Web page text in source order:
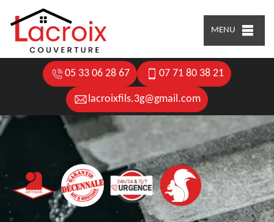
MENU
05 33 06 28 67 07 71 80 38 21
lacroixfils.3g@gmail.com